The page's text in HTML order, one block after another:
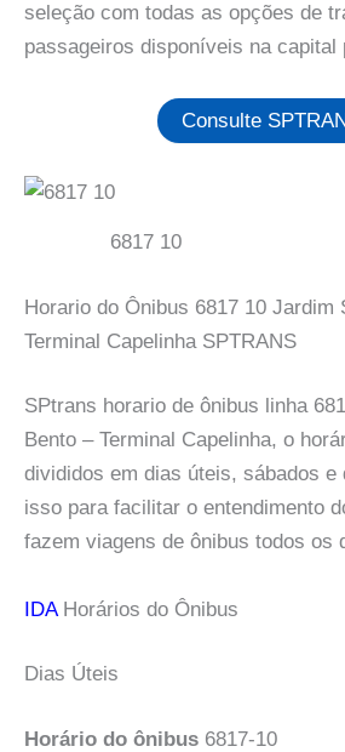
seleção com todas as opções de
passageiros disponíveis na capital
Consulte
6817 10
Horario do Ônibus 6817 10 Jardim
Terminal Capelinha SPTRANS
SPtrans horario de ônibus linha
Bento – Terminal Capelinha, o
divididos em dias úteis, sábados e
isso para facilitar o entendimento
fazem viagens de ônibus todos os
IDAHorários do Ônibus
Dias Úteis
Horário do ônibus 6817-10